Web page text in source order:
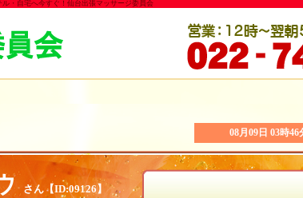
ル・自宅へ今すぐ！仙台出張マッサージ委員会
08月09日 03時46
さん【ID:09126】